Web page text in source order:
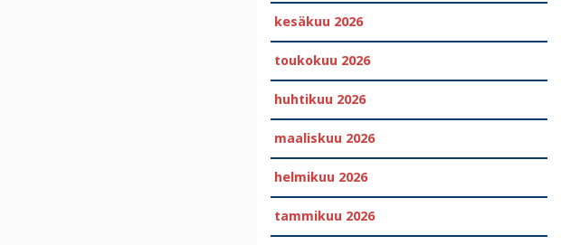
kesäkuu 2026
toukokuu 2026
huhtikuu 2026
maaliskuu 2026
helmikuu 2026
tammikuu 2026